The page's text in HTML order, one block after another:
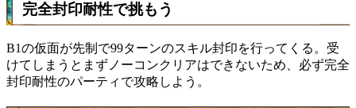
完全封印耐性で挑もう
B1の仮面が先制で99ターンのスキル封印を行ってくる。受
けてしまうとまずノーコンクリアはできないため、必ず完全
封印耐性のパーティで攻略しよう。